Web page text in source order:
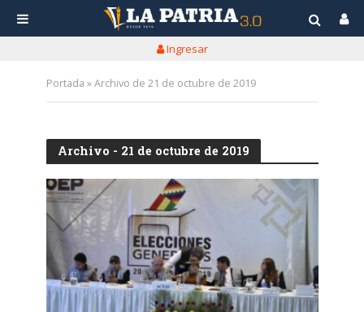
Ingresar
Portada »Archivo de 21 de octubre de 2019
Archivo - 21 de octubre de 2019